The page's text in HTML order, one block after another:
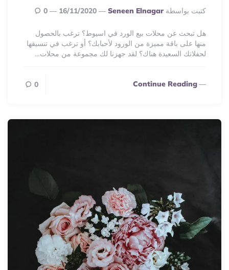
Posted
By
كتبت بواسطة Seneen Elnagar
16/11/2020
0
هل تبحث عن محلات بيع الورد في اسيوط؟ ترغب بالحصول
منها على باقة مميزة من الورود لأحبابك؟ أو ترغب في تنسيقها
لحفلاتك السعيدة هناك؟ لقد جهزنا لك مجموعة من محلات…
Continue Reading
0